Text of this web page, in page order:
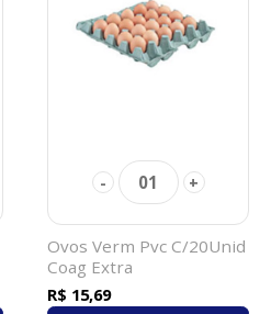
- 01 +
Ovos Verm Pvc C/20Unid
Coag Extra
R$ 15,69